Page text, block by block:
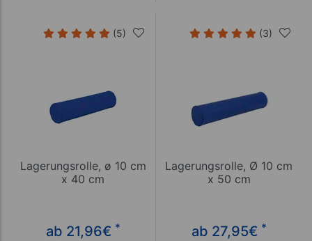
(5)
Lagerungsrolle, ø 10 cm
x 40 cm
ab 21,96€ *
(3)
Lagerungsrolle, Ø 10 cm
x 50 cm
ab 27,95€ *